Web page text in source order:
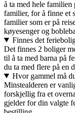
å ta med hele
familier, for å finne et
familier som er på
køyesenger og
Finnes det
Det finnes 2 boliger
til å ta med barna på
du ta med flere på en
Hvor gammel må
Minstealderen er
forskjellig fra et
gjelder for din valgte